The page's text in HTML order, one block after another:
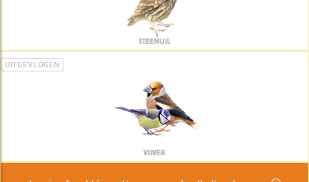
STEENUIL
UITGEVLOGEN
VIJVER